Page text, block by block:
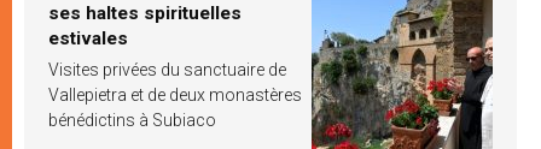
ses haltes spirituelles
estivales
Visites privées du sanctuaire de
Vallepietra et de deux monastères
bénédictins à Subiaco